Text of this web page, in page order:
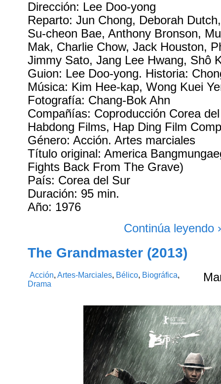
Dirección: Lee Doo-yong
Reparto: Jun Chong, Deborah
Su-cheon Bae, Anthony Bronson,
Mak, Charlie Chow, Jack Houston,
Jimmy Sato, Jang Lee Hwang, Shô
Guion: Lee Doo-yong. Historia:
Música: Kim Hee-kap, Wong Kuei
Fotografía: Chang-Bok Ahn
Compañías: Coproducción Corea
Habdong Films, Hap Ding Film
Género: Acción. Artes marciales
Título original: America
Fights Back From The Grave)
País: Corea del Sur
Duración: 95 min.
Año: 1976
Continúa leyendo
The Grandmaster (2013)
Acción,Artes-Marciales, Bélico, Biográfica,
Drama